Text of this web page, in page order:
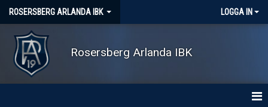
ROSERSBERG ARLANDA IBK LOGGA IN
Rosersberg Arlanda IBK